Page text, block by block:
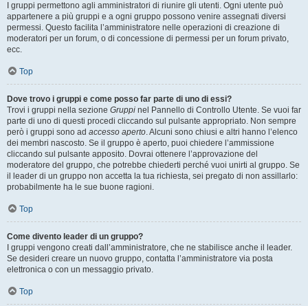
I gruppi permettono agli amministratori di riunire gli utenti. Ogni utente può
appartenere a più gruppi e a ogni gruppo possono venire assegnati diversi
permessi. Questo facilita l’amministratore nelle operazioni di creazione di
moderatori per un forum, o di concessione di permessi per un forum privato,
ecc.
Top
Dove trovo i gruppi e come posso far parte di uno di essi?
Trovi i gruppi nella sezione Gruppi nel Pannello di Controllo Utente. Se vuoi far
parte di uno di questi procedi cliccando sul pulsante appropriato. Non sempre
però i gruppi sono ad accesso aperto. Alcuni sono chiusi e altri hanno l’elenco
dei membri nascosto. Se il gruppo è aperto, puoi chiedere l’ammissione
cliccando sul pulsante apposito. Dovrai ottenere l’approvazione del
moderatore del gruppo, che potrebbe chiederti perché vuoi unirti al gruppo. Se
il leader di un gruppo non accetta la tua richiesta, sei pregato di non assillarlo:
probabilmente ha le sue buone ragioni.
Top
Come divento leader di un gruppo?
I gruppi vengono creati dall’amministratore, che ne stabilisce anche il leader.
Se desideri creare un nuovo gruppo, contatta l’amministratore via posta
elettronica o con un messaggio privato.
Top